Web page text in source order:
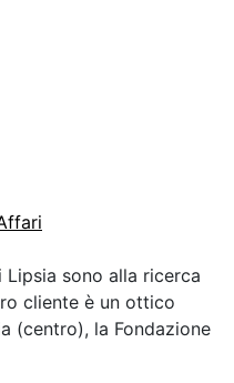
sono alla ricerca
cliente è un ottico
(centro), la Fondazione